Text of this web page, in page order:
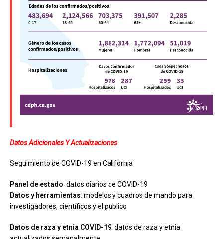
Datos Adicionales Y Actualizaciones
Seguimiento de COVID-19 en California
Panel de estado: datos diarios de COVID-19
Datos y herramientas: modelos y cuadros de mando para
investigadores, científicos y el público
Datos de raza y etnia COVID-19: datos de raza y etnia